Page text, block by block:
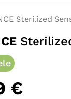
Sterilized
€